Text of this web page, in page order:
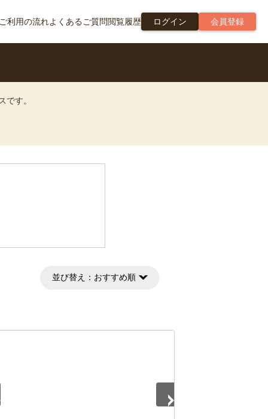
ご利用の流れよくあるご質問閲覧履歴 ログイン 会員登録
です。
並び替え： おすすめ順